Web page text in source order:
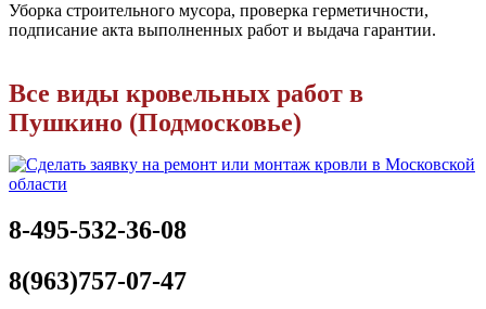
Уборка строительного мусора, проверка герметичности,
подписание акта выполненных работ и выдача гарантии.
Все виды кровельных работ в
Пушкино (Подмосковье)
8-495-532-36-08
8(963)757-07-47